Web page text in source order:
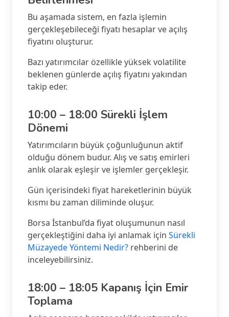
Bu aşamada sistem, en fazla işlemin
gerçekleşebileceği fiyatı hesaplar ve açılış
fiyatını oluşturur.
Bazı yatırımcılar özellikle yüksek volatilite
beklenen günlerde açılış fiyatını yakından
takip eder.
10:00 – 18:00 Sürekli İşlem
Dönemi
Yatırımcıların büyük çoğunluğunun aktif
olduğu dönem budur. Alış ve satış emirleri
anlık olarak eşleşir ve işlemler gerçekleşir.
Gün içerisindeki fiyat hareketlerinin büyük
kısmı bu zaman diliminde oluşur.
Borsa İstanbul’da fiyat oluşumunun nasıl
gerçekleştiğini daha iyi anlamak için Sürekli
Müzayede Yöntemi Nedir? rehberini de
inceleyebilirsiniz.
18:00 – 18:05 Kapanış İçin Emir
Toplama